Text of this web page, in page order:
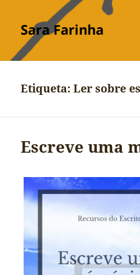
Sara Farinha
Etiqueta:Ler sobre
Escreve uma